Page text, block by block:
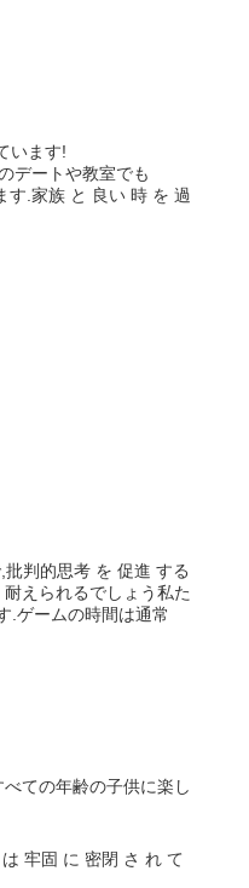
います!
デートや教室でも
す.家族 と 良い 時 を 過
判的思考 を 促進 する
えられるでしょう私た
.ゲームの時間は通常
ての年齢の子供に楽し
牢固 に 密閉 さ れ て